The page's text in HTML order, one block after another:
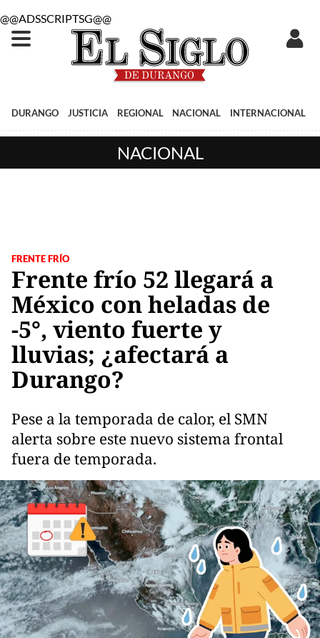
@@ADSSCRIPTSG@@
DURANGO JUSTICIA REGIONAL NACIONAL INTERNACIONAL
NACIONAL
FRENTE FRÍO
Frente frío 52 llegará a
México con heladas de
-5°, viento fuerte y
lluvias; ¿afectará a
Durango?
Pese a la temporada de calor, el SMN
alerta sobre este nuevo sistema frontal
fuera de temporada.